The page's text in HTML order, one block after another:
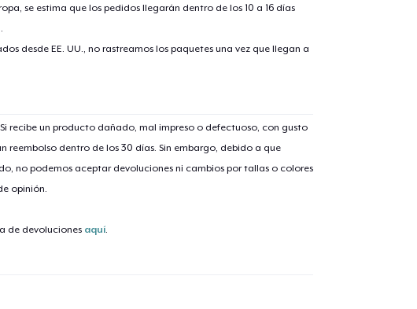
se estima que los pedidos llegarán dentro de los 10 a 16 días
desde EE. UU., no rastreamos los paquetes una vez que llegan a
recibe un producto dañado, mal impreso o defectuoso, con gusto
reembolso dentro de los 30 días. Sin embargo, debido a que
no podemos aceptar devoluciones ni cambios por tallas o colores
opinión.
de devoluciones aquí.